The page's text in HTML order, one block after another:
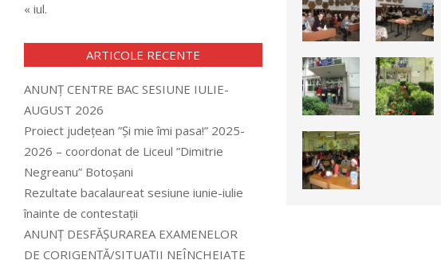
« iul.
ARTICOLE RECENTE
ANUNȚ CENTRE BAC SESIUNE IULIE-
AUGUST 2026
Proiect județean ”Și mie îmi pasa!” 2025-
2026 – coordonat de Liceul ”Dimitrie
Negreanu” Botoșani
Rezultate bacalaureat sesiune iunie-iulie
înainte de contestații
ANUNȚ DESFĂȘURAREA EXAMENELOR
DE CORIGENȚĂ/SITUAȚII NEÎNCHEIATE